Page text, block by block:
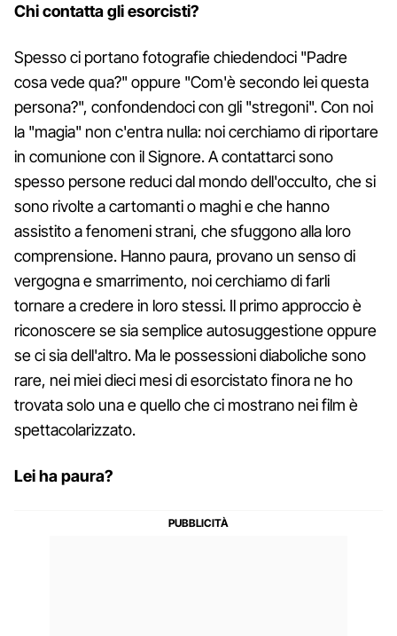
Chi contatta gli esorcisti?
Spesso ci portano fotografie chiedendoci "Padre
cosa vede qua?" oppure "Com'è secondo lei questa
persona?", confondendoci con gli "stregoni". Con noi
la "magia" non c'entra nulla: noi cerchiamo di riportare
in comunione con il Signore. A contattarci sono
spesso persone reduci dal mondo dell'occulto, che si
sono rivolte a cartomanti o maghi e che hanno
assistito a fenomeni strani, che sfuggono alla loro
comprensione. Hanno paura, provano un senso di
vergogna e smarrimento, noi cerchiamo di farli
tornare a credere in loro stessi. Il primo approccio è
riconoscere se sia semplice autosuggestione oppure
se ci sia dell'altro. Ma le possessioni diaboliche sono
rare, nei miei dieci mesi di esorcistato finora ne ho
trovata solo una e quello che ci mostrano nei film è
spettacolarizzato.
Lei ha paura?